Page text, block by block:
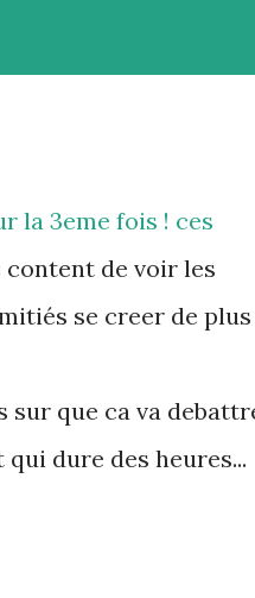
la 3eme fois ! ces
content de voir les
se creer de plus
sur que ca va
dure des heures...